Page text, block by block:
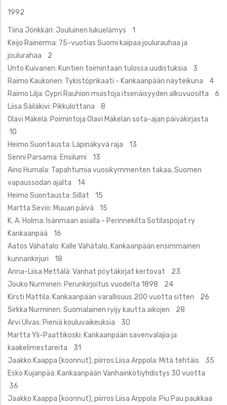
1992
Tiina Jönkkäri: Jouluinen lukuelämys 1
Keijo Rainerma: 75-vuotias Suomi kaipaa joulurauhaa ja
joulurahaa 2
Unto Kuivanen: Kuntien toimintaan tulossa uudistuksia 3
Raimo Kaukonen: Tykistöprikaati - Kankaanpään näyteikuna 4
Raimo Lilja: Cypri Rauhion muistoja itsenäisyyden alkuvuosilta 6
Liisa Säiläkivi: Pikkulottana 8
Olavi Mäkelä: Poimintoja Olavi Mäkelän sota-ajan päiväkirjasta
10
Heimo Suontausta: Läpinäkyvä raja 13
Senni Parsama: Ensilumi 13
Aino Humala: Tapahtumia vuosikymmenten takaa, Suomen
vapaussodan ajalta 14
Heimo Suontausta: Sillat 15
Martta Sevio: Muuan päivä 15
K. A. Holma: Isänmaan asialla - Perinnekilta Sotilaspojat ry
Kankaanpää 16
Aatos Vähätalo: Kalle Vähätalo, Kankaanpään ensimmäinen
kunnankirjuri 18
Anna-Liisa Mettälä: Vanhat pöytäkirjat kertovat 23
Jouko Nurminen: Perunkirjoitus vuodelta 1898 24
Kirsti Mattila: Kankaanpään varallisuus 200 vuotta sitten 26
Sirkka Nurminen: Suomalainen ryijy kautta aikojen 28
Arvi Ulvas: Pieniä kouluvaikeuksia 30
Martta Yli-Paattikoski: Kankaanpään savenvalajia ja
kaakelimestareita 31
Jaakko Kaappa (koonnut), piirros Liisa Arppola: Mitä tehtäis 35
Esko Kujanpää: Kankaanpään Vanhainkotiyhdistys 30 vuotta
36
Jaakko Kaappa (koonnut), piirros Liisa Arppola: Piu Pau paukkaa